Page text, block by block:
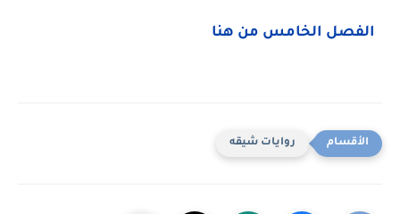
الفصل الخامس من هنا
روايات شيقه